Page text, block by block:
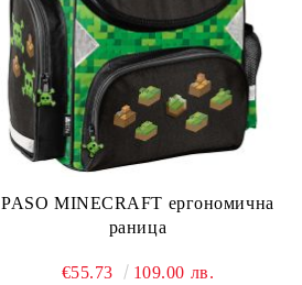
PASO MINECRAFT ергономична
раница
€55.73 109.00 лв.